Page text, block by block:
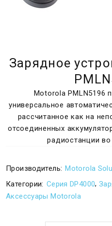
Зарядное
Motorola PMLN5196
универсальное
рассчитанное как на
отсоединенных
радиостанции
Производитель: Motorola
Категории: Серия DP4000,
Аксессуары Motorola